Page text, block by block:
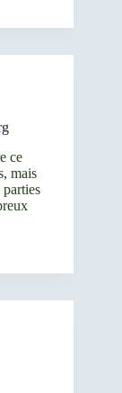
ce
mais